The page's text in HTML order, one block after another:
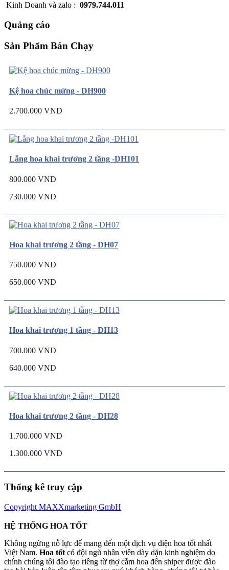
Kinh Doanh và zalo : 0979.744.011
Quảng cáo
Sản Phẩm Bán Chạy
Kệ hoa chúc mừng - DH900
2.700.000 VND
Lẵng hoa khai trương 2 tầng -DH101
800.000 VND
730.000 VND
Hoa khai trương 2 tầng - DH07
750.000 VND
650.000 VND
Hoa khai trương 1 tầng - DH13
700.000 VND
640.000 VND
Hoa khai trương 2 tầng - DH28
1.700.000 VND
1.300.000 VND
Thống kê truy cập
Copyright MAXXmarketing GmbH
HỆ THỐNG HOA TỐT
Không ngừng nỗ lực để mang đến một dịch vụ điện hoa tốt nhất
Việt Nam. Hoa tốt có đội ngũ nhân viên dày dặn kinh nghiệm do
chính chúng tôi đào tạo riêng từ thợ cắm hoa đến shiper được đào